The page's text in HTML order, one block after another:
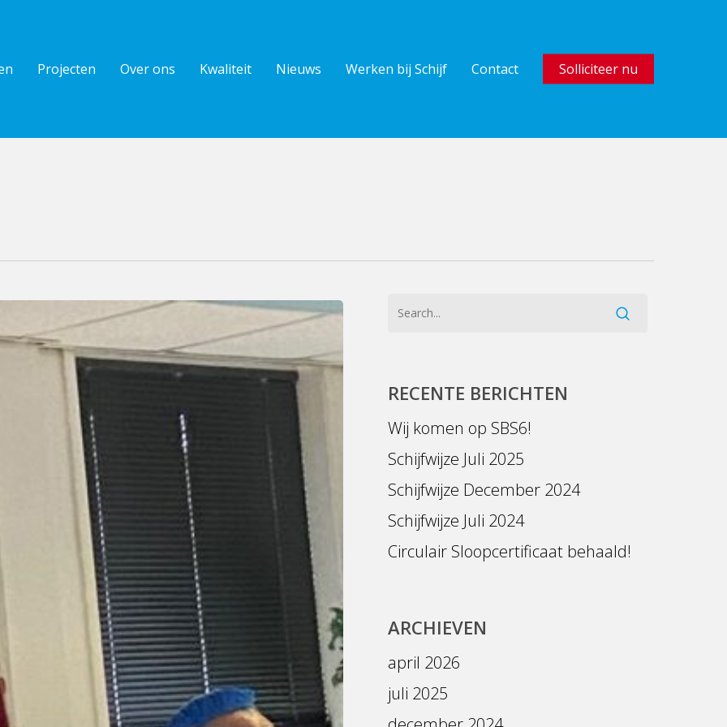
Projecten Over ons Kwaliteit Nieuws Werken bij Schijf Contact Solliciteer nu
RECENTE BERICHTEN
Wij komen op SBS6!
Schijfwijze Juli 2025
Schijfwijze December 2024
Schijfwijze Juli 2024
Circulair Sloopcertificaat behaald!
ARCHIEVEN
april 2026
juli 2025